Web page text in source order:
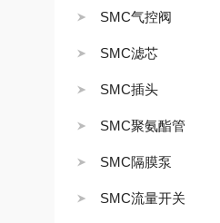
SMC气控阀
SMC滤芯
SMC插头
SMC聚氨酯管
SMC隔膜泵
SMC流量开关